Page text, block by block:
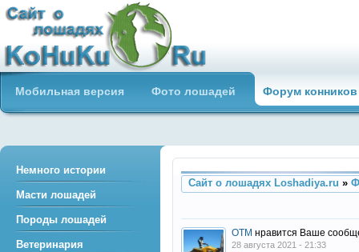
Сайт о лошадях loshadiya.ru
Приветствуем всех любителей
лошадей и конного спорта!
Мобильная версия Фото лошадей Форум конников
Сайт о лошадях Loshadiya.ru »
OTM нравится Ваше
28 августа 2021 - 21:33
Немного истории
Масти лошадей
Породы лошадей
Ветеринария